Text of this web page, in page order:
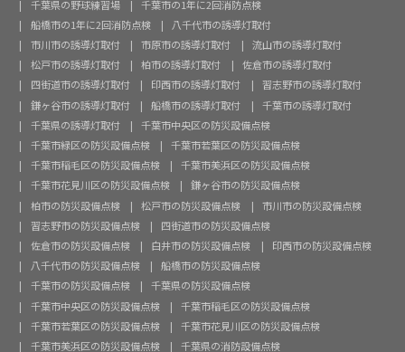
千葉県の野球練習場
千葉市の1年に2回消防点検
船橋市の1年に2回消防点検
八千代市の誘導灯取付
市川市の誘導灯取付
市原市の誘導灯取付
流山市の誘導灯取付
松戸市の誘導灯取付
柏市の誘導灯取付
佐倉市の誘導灯取付
四街道市の誘導灯取付
印西市の誘導灯取付
習志野市の誘導灯取付
鎌ヶ谷市の誘導灯取付
船橋市の誘導灯取付
千葉市の誘導灯取付
千葉県の誘導灯取付
千葉市中央区の防災設備点検
千葉市緑区の防災設備点検
千葉市若葉区の防災設備点検
千葉市稲毛区の防災設備点検
千葉市美浜区の防災設備点検
千葉市花見川区の防災設備点検
鎌ヶ谷市の防災設備点検
柏市の防災設備点検
松戸市の防災設備点検
市川市の防災設備点検
習志野市の防災設備点検
四街道市の防災設備点検
佐倉市の防災設備点検
白井市の防災設備点検
印西市の防災設備点検
八千代市の防災設備点検
船橋市の防災設備点検
千葉市の防災設備点検
千葉県の防災設備点検
千葉市中央区の防災設備点検
千葉市稲毛区の防災設備点検
千葉市若葉区の防災設備点検
千葉市花見川区の防災設備点検
千葉市美浜区の防災設備点検
千葉県の消防設備点検